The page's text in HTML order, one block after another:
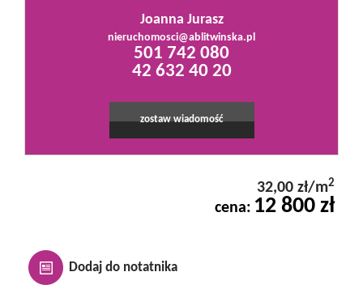
Kontakt
Joanna Jurasz
nieruchomosci@ablitwinska.pl
501 742 080
42 632 40 20
zostaw wiadomość
32,00 zł/m2
cena: 12 800 zł
Dodaj do notatnika